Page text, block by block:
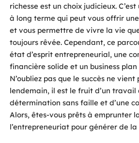
richesse est un choix judicieux.
à long terme qui peut vous offrir une
et vous permettre de vivre la vie
toujours rêvée. Cependant, ce
état d’esprit entrepreneurial, une
financière solide et un business plan
N’oubliez pas que le succès ne vient
lendemain, il est le fruit d’un travail
détermination sans faille et d’une
Alors, êtes-vous prêts à emprunter
l’entrepreneuriat pour générer de la